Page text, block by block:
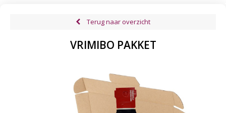
Terug naar overzicht
VRIMIBO PAKKET